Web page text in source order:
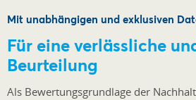
Mit unabhängigen und exklusiven
Für eine verlässliche
Beurteilung
Als Bewertungsgrundlage der